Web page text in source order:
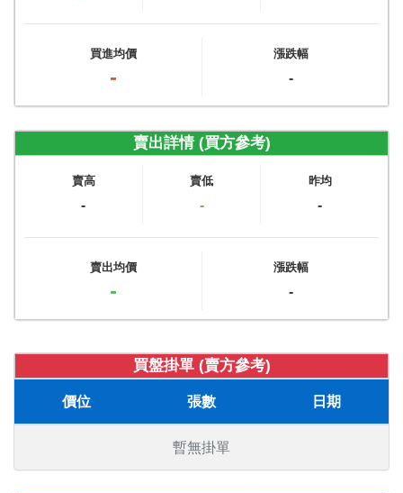
買進均價
-
漲跌幅
-
賣出詳情 (買方參考)
賣高
-
賣低
-
昨均
-
賣出均價
-
漲跌幅
-
買盤掛單 (賣方參考)
價位 張數 日期
暫無掛單